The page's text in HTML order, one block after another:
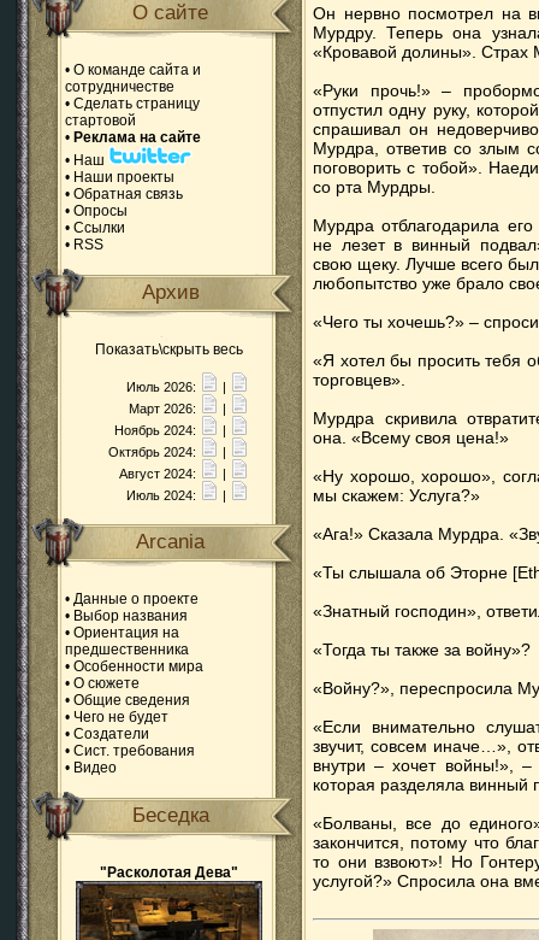
О сайте
• О команде сайта и
сотрудничестве
• Сделать страницу
стартовой
• Реклама на сайте
• Наш
• Наши проекты
• Обратная связь
• Опросы
• Ссылки
• RSS
Архив
Показать\скрыть весь
Июль 2026:
|
Март 2026:
|
Ноябрь 2024:
|
Октябрь 2024:
|
Август 2024:
|
Июль 2024:
|
Arcania
• Данные о проекте
• Выбор названия
• Ориентация на
предшественника
• Особенности мира
• О сюжете
• Общие сведения
• Чего не будет
• Создатели
• Сист. требования
• Видео
Беседка
"Расколотая Дева"
Он нервно посмотрел на
Мурдру. Теперь она
«Кровавой долины». Страх
«Руки прочь!» –
отпустил одну руку,
спрашивал он
Мурдра, ответив со злым
поговорить с тобой».
со рта Мурдры.
Мурдра отблагодарила
не лезет в винный
свою щеку. Лучше всего
любопытство уже брало
«Чего ты хочешь?» –
«Я хотел бы просить тебя
торговцев».
Мурдра скривила
она. «Всему своя цена!»
«Ну хорошо, хорошо»,
мы скажем: Услуга?»
«Ага!» Сказала Мурдра.
«Ты слышала об Эторне
«Знатный господин»,
«Тогда ты также за войну»?
«Войну?», переспросила
«Если внимательно
звучит, совсем иначе…»,
внутри – хочет войны!»,
которая разделяла винный
«Болваны, все до
закончится, потому что
то они взвоют»! Но
услугой?» Спросила она